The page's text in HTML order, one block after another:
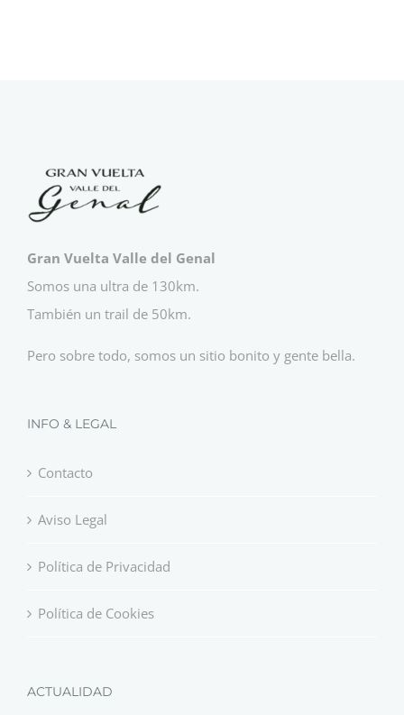
Gran Vuelta Valle del Genal
Somos una ultra de 130km.
También un trail de 50km.
Pero sobre todo, somos un sitio bonito y gente bella.
INFO & LEGAL
Contacto
Aviso Legal
Política de Privacidad
Política de Cookies
ACTUALIDAD